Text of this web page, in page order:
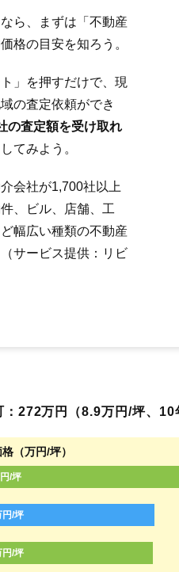
ら、まずは「不動産
格の目安を知ろう。
」を押すだけで、現
の査定依頼ができ
の査定額を受け取れ
てみよう。
会社が1,700社以上
、ビル、店舗、工
幅広い種類の不動産
サービス提供：リビ
272万円（8.9万円/坪、10
（万円/坪）
/坪
円/坪
円/坪
石崎御井戸丁
沢丁三本松
羽前中山駅